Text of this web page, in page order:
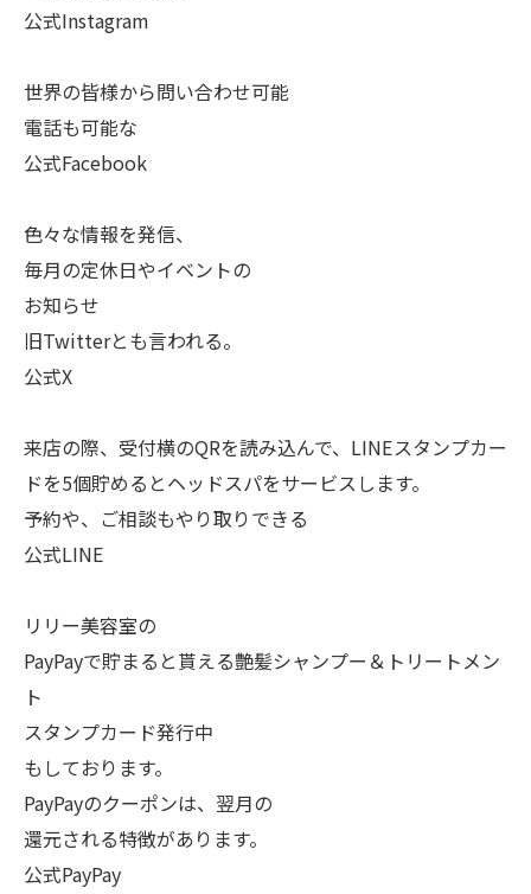
公式Instagram
世界の皆様から問い合わせ可能
電話も可能な
公式Facebook
色々な情報を発信、
毎月の定休日やイベントの
お知らせ
旧Twitterとも言われる。
公式X
来店の際、受付横のQRを読み込んで、LINEスタンプカー
ドを5個貯めるとヘッドスパをサービスします。
予約や、ご相談もやり取りできる
公式LINE
リリー美容室の
PayPayで貯まると貰える艶髪シャンプー＆トリートメン
ト
スタンプカード発行中
もしております。
PayPayのクーポンは、翌月の
還元される特徴があります。
公式PayPay